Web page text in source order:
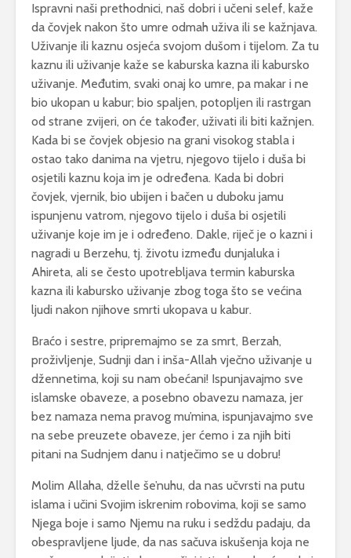
Ispravni naši prethodnici, naš dobri i učeni selef, kaže
da čovjek nakon što umre odmah uživa ili se kažnjava.
Uživanje ili kaznu osjeća svojom dušom i tijelom. Za tu
kaznu ili uživanje kaže se kaburska kazna ili kabursko
uživanje. Međutim, svaki onaj ko umre, pa makar i ne
bio ukopan u kabur; bio spaljen, potopljen ili rastrgan
od strane zvijeri, on će također, uživati ili biti kažnjen.
Kada bi se čovjek objesio na grani visokog stabla i
ostao tako danima na vjetru, njegovo tijelo i duša bi
osjetili kaznu koja im je određena. Kada bi dobri
čovjek, vjernik, bio ubijen i bačen u duboku jamu
ispunjenu vatrom, njegovo tijelo i duša bi osjetili
uživanje koje im je i određeno. Dakle, riječ je o kazni i
nagradi u Berzehu, tj. životu između dunjaluka i
Ahireta, ali se često upotrebljava termin kaburska
kazna ili kabursko uživanje zbog toga što se većina
ljudi nakon njihove smrti ukopava u kabur.
Braćo i sestre, pripremajmo se za smrt, Berzah,
proživljenje, Sudnji dan i inša-Allah vječno uživanje u
džennetima, koji su nam obećani! Ispunjavajmo sve
islamske obaveze, a posebno obavezu namaza, jer
bez namaza nema pravog mu’mina, ispunjavajmo sve
na sebe preuzete obaveze, jer ćemo i za njih biti
pitani na Sudnjem danu i natječimo se u dobru!
Molim Allaha, dželle še’nuhu, da nas učvrsti na putu
islama i učini Svojim iskrenim robovima, koji se samo
Njega boje i samo Njemu na ruku i sedždu padaju, da
obespravljene ljude, da nas sačuva iskušenja koja ne